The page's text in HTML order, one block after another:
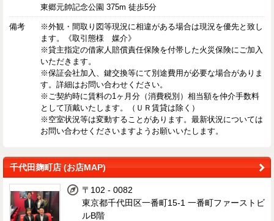
東郷元帥記念公園 375m 徒歩5分
備考
※外観・間取り図等現況に相違がある場合は現況を優先と致し
ます。《取引態様 媒介》
※貸主指定の借家人賠償責任保険を付帯した火災保険にご加入
いただきます。
※保証会社加入、鍵交換等にて別途費用が必要な場合がありま
す。詳細はお問い合わせください。
※ご契約時に賃料の1ヶ月分（消費税別）相当額を仲介手数料
として頂戴いたします。（ＵＲ賃貸は除く）
※空室状況等は変動することがあります。最新状況については
お問い合わせくださいますようお願いいたします。
千代田麹町店 (お店MAP)
〒102 - 0082
東京都千代田区一番町15-1 一番町ファーストビ
ルB階